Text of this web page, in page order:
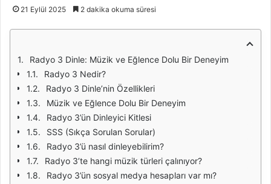
21 Eylül 2025 2 dakika okuma süresi
Radyo 3 Dinle: Müzik ve Eğlence Dolu Bir Deneyim
Radyo 3 Nedir?
Radyo 3 Dinle’nin Özellikleri
Müzik ve Eğlence Dolu Bir Deneyim
Radyo 3’ün Dinleyici Kitlesi
SSS (Sıkça Sorulan Sorular)
Radyo 3’ü nasıl dinleyebilirim?
Radyo 3’te hangi müzik türleri çalınıyor?
Radyo 3’ün sosyal medya hesapları var mı?